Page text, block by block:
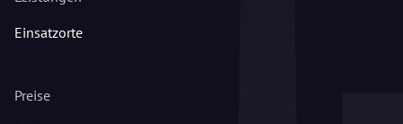
Einsatzorte
Preise